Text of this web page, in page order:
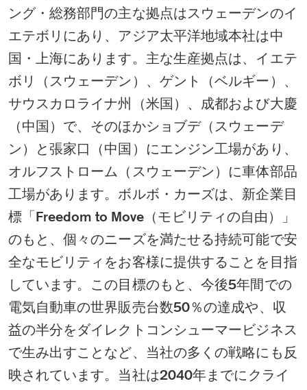
ング・総務部門の主な拠点はスウェーデンのイ
エテボリにあり、アジア太平洋地域本社は中
国・上海にあります。主な生産拠点は、イエテ
ボリ（スウェーデン）、ゲント（ベルギー）、
サウスカロライナ州（米国）、成都および大慶
（中国）で、そのほかショブデ（スウェーデ
ン）と張家口（中国）にエンジン工場があり、
オルフストローム（スウェーデン）に車体部品
工場があります。ボルボ・カーズは、新企業目
標「Freedom to Move（モビリティの自由）」
のもと、個々のニーズを満たせる持続可能で安
全なモビリティをお客様に提供することを目指
しています。この目標のもと、今後5年間での
電気自動車の世界販売台数50％の達成や、収
益の半分をダイレクトコンシューマービジネス
で生み出すことなど、当社の多くの戦略にも反
映されています。当社は2040年までにクライ